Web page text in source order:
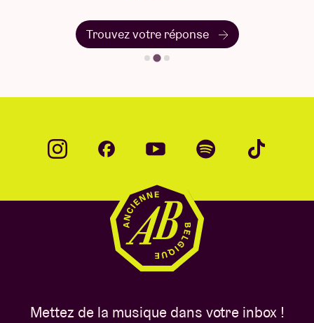
Trouvez votre réponse
Mettez de la musique dans votre inbox !